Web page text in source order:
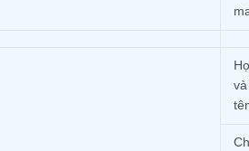
Họ
và